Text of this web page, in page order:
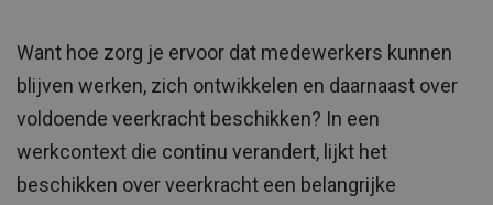
Want hoe zorg je ervoor dat medewerkers kunnen
blijven werken, zich ontwikkelen en daarnaast over
voldoende veerkracht beschikken? In een
werkcontext die continu verandert, lijkt het
beschikken over veerkracht een belangrijke